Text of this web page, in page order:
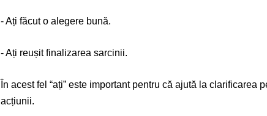
- Ați făcut o alegere bună.
- Ați reușit finalizarea sarcinii.
În acest fel “ați” este important pentru că ajută la clarificarea
acțiunii.